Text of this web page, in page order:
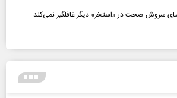
سروش صحت در «استخر» دیگر غافلگیر نمی‌کند